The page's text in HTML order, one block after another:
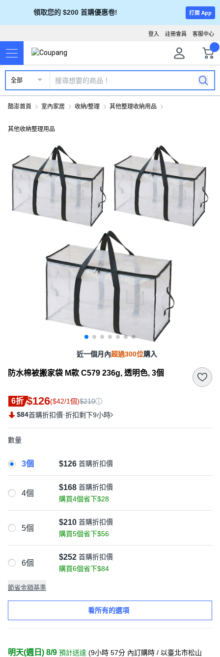
領取您的 $200 首購優惠卷! 打開 App
客服中心
註冊會員
登入
全部
酷澎首頁 室內家居 收納/整理 其他整理收納用品
其他收納整理用品
近一個月內超過300位購入
防水棉被搬家袋 M款 C579 236g, 透明色, 3個
6折 $126($42/1個)$210
$84首購折扣價·折扣剩下9小時
數量
3個 $126 首購折扣價
4個
$168 首購折扣價
購買4個省下$28
5個
$210 首購折扣價
購買5個省下$56
6個
$252 首購折扣價
購買6個省下$84
節省金額基準
看所有的選項
明天(週日) 8/9 預計送達 (9小時 57分 內訂購時 / 以臺北市松山